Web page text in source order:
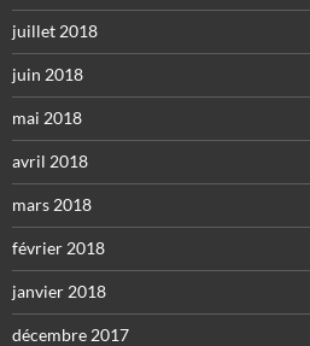
juillet 2018
juin 2018
mai 2018
avril 2018
mars 2018
février 2018
janvier 2018
décembre 2017